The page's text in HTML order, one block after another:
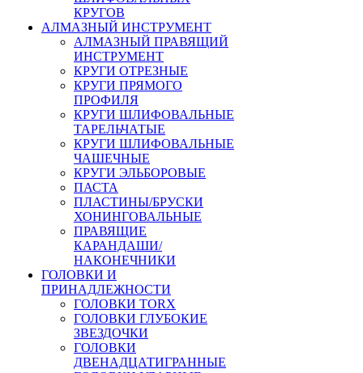
КРУГОВ
АЛМАЗНЫЙ ИНСТРУМЕНТ
АЛМАЗНЫЙ ПРАВЯЩИЙ
ИНСТРУМЕНТ
КРУГИ ОТРЕЗНЫЕ
КРУГИ ПРЯМОГО
ПРОФИЛЯ
КРУГИ ШЛИФОВАЛЬНЫЕ
ТАРЕЛЬЧАТЫЕ
КРУГИ ШЛИФОВАЛЬНЫЕ
ЧАШЕЧНЫЕ
КРУГИ ЭЛЬБОРОВЫЕ
ПАСТА
ПЛАСТИНЫ/БРУСКИ
ХОНИНГОВАЛЬНЫЕ
ПРАВЯЩИЕ
КАРАНДАШИ/
НАКОНЕЧНИКИ
ГОЛОВКИ И
ПРИНАДЛЕЖНОСТИ
ГОЛОВКИ TORX
ГОЛОВКИ ГЛУБОКИЕ
ЗВЕЗДОЧКИ
ГОЛОВКИ
ДВЕНАДЦАТИГРАННЫЕ